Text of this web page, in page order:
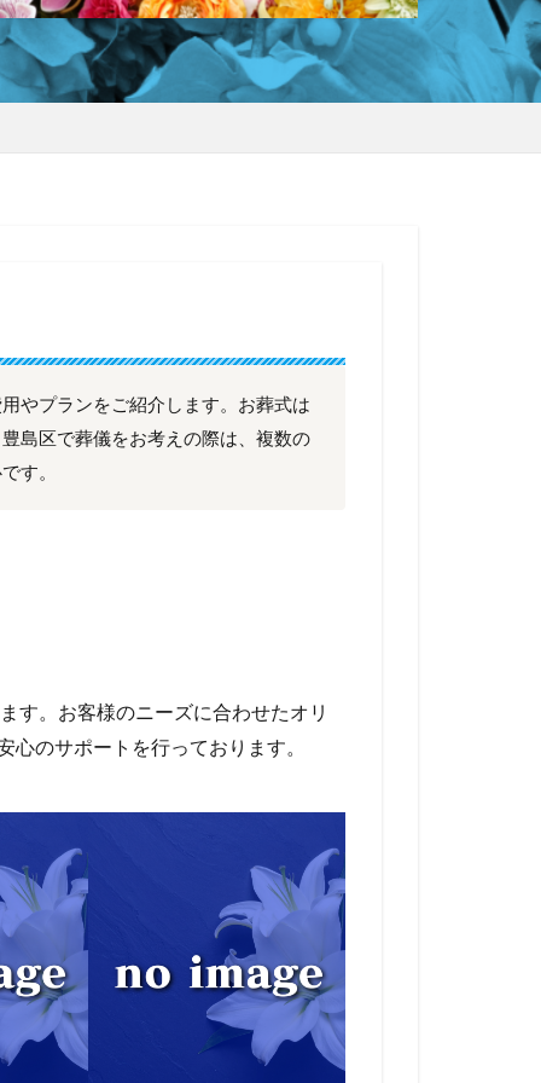
やプランをご紹介します。お葬式は
島区で葬儀をお考えの際は、複数の
す。
す。お客様のニーズに合わせたオリ
のサポートを行っております。